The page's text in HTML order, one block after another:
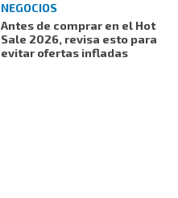
NEGOCIOS
Antes de comprar en el Hot
Sale 2026, revisa esto para
evitar ofertas infladas